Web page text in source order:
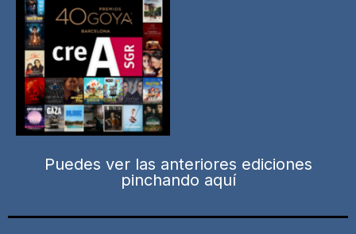
Puedes ver las anteriores ediciones
pinchando aquí